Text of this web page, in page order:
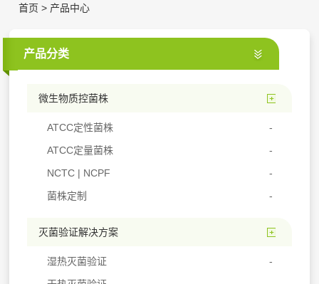
首页 > 产品中心
产品分类
微生物质控菌株
ATCC定性菌株
ATCC定量菌株
NCTC | NCPF
菌株定制
灭菌验证解决方案
湿热灭菌验证